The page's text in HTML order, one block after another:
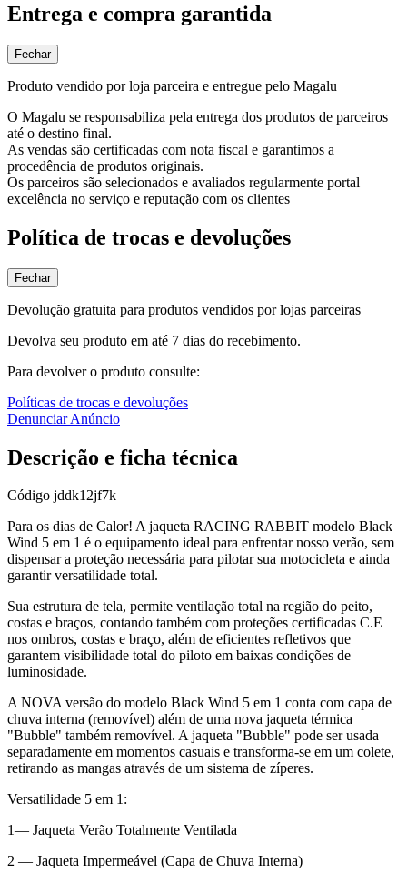
Entrega e compra garantida
Fechar
Produto vendido por loja parceira e entregue pelo Magalu
O Magalu se responsabiliza pela entrega dos produtos de parceiros
até o destino final.
As vendas são certificadas com nota fiscal e garantimos a
procedência de produtos originais.
Os parceiros são selecionados e avaliados regularmente portal
excelência no serviço e reputação com os clientes
Política de trocas e devoluções
Fechar
Devolução gratuita para produtos vendidos por lojas parceiras
Devolva seu produto em até 7 dias do recebimento.
Para devolver o produto consulte:
Políticas de trocas e devoluções
Denunciar Anúncio
Descrição e ficha técnica
Código jddk12jf7k
Para os dias de Calor! A jaqueta RACING RABBIT modelo Black
Wind 5 em 1 é o equipamento ideal para enfrentar nosso verão, sem
dispensar a proteção necessária para pilotar sua motocicleta e ainda
garantir versatilidade total.
Sua estrutura de tela, permite ventilação total na região do peito,
costas e braços, contando também com proteções certificadas C.E
nos ombros, costas e braço, além de eficientes refletivos que
garantem visibilidade total do piloto em baixas condições de
luminosidade.
A NOVA versão do modelo Black Wind 5 em 1 conta com capa de
chuva interna (removível) além de uma nova jaqueta térmica
"Bubble" também removível. A jaqueta "Bubble" pode ser usada
separadamente em momentos casuais e transforma-se em um colete,
retirando as mangas através de um sistema de zíperes.
Versatilidade 5 em 1:
1— Jaqueta Verão Totalmente Ventilada
2 — Jaqueta Impermeável (Capa de Chuva Interna)